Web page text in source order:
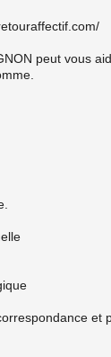
peut vous
et